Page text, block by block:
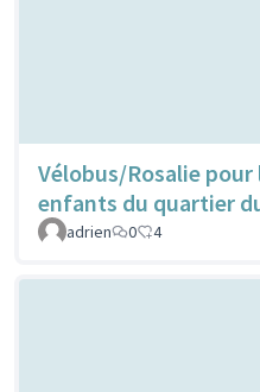
Vélobus/Rosalie pour
enfants du quartier
adrien
0 4